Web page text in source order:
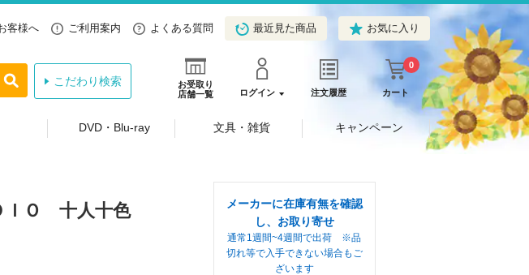
客様へ ご利用案内 よくある質問 最近見た商品 お気に入り
お受取り
店舗一覧
ログイン 注文履歴 カート
0
こだわり検索
DVD・Blu-ray 文具・雑貨 キャンペーン
Ｏ 十人十色
メーカーに在庫有無を確認
し、お取り寄せ
通常1週間~4週間で出荷 ※品
切れ等で入手できない場合もご
ざいます